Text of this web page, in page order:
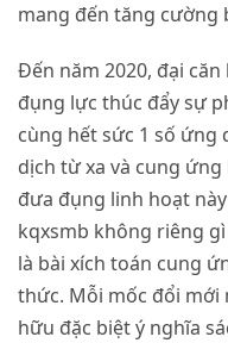
mang đến tăng cường
Đến năm 2020, đại
đụng lực thúc đẩy sự
cùng hết sức 1 số
dịch từ xa và cung
đưa đụng linh hoạt
kqxsmb không riêng
là bài xích toán cung
thức. Mỗi mốc đổi mới
hữu đặc biệt ý nghĩa